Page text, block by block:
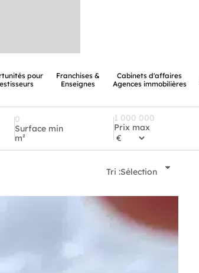
pour
Franchises &
Enseignes
Cabinets d'affaires
Agences immobilières
Surface min
m²
Prix max
Tri :Sélection